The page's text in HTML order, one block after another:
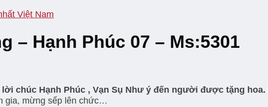
Việt Nam
– Hạnh Phúc 07 – Ms:5301
chúc Hạnh Phúc , Vạn Sụ Như ý đến người được tặng hoa.
gia, mừng sếp lên chức…